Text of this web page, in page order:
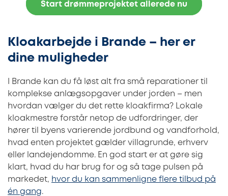
Start drømmeprojektet allerede nu
Kloakarbejde i Brande – her er
dine muligheder
I Brande kan du få løst alt fra små reparationer til
komplekse anlægsopgaver under jorden – men
hvordan vælger du det rette kloakfirma? Lokale
kloakmestre forstår netop de udfordringer, der
hører til byens varierende jordbund og vandforhold,
hvad enten projektet gælder villagrunde, erhverv
eller landejendomme. En god start er at gøre sig
klart, hvad du har brug for og så tage pulsen på
markedet, hvor du kan sammenligne flere tilbud på
én gang.